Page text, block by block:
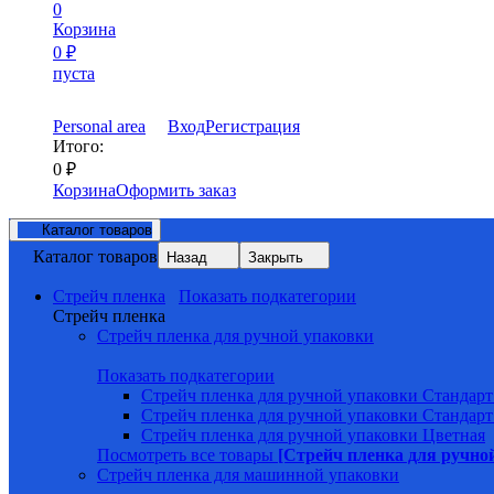
0
Корзина
0 ₽
пуста
Personal area ВходРегистрация
Итого:
0 ₽
КорзинаОформить заказ
Каталог товаров
Каталог товаров Назад Закрыть
Стрейч пленка
Показать подкатегории
Стрейч пленка
Стрейч пленка для ручной упаковки
Показать подкатегории
Стрейч пленка для ручной упаковки
Стрейч пленка для ручной упаковки
Стрейч пленка для ручной упаковки Цветная
Посмотреть все товары [Стрейч пленка для
Стрейч пленка для машинной упаковки